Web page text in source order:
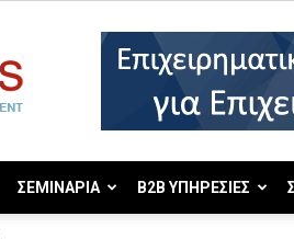
ΣΕΜΙΝΑΡΙΑ B2B ΥΠΗΡΕΣΙΕΣ